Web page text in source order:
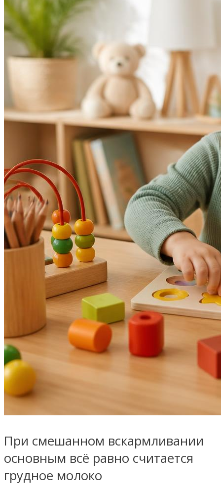
При смешанном вскармливании
основным всё равно считается
грудное молоко